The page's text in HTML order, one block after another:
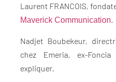
Laurent FRANCOIS,
Maverick Communication
Nadjet Boubekeur,
chez Emeria, ex-
expliquer.